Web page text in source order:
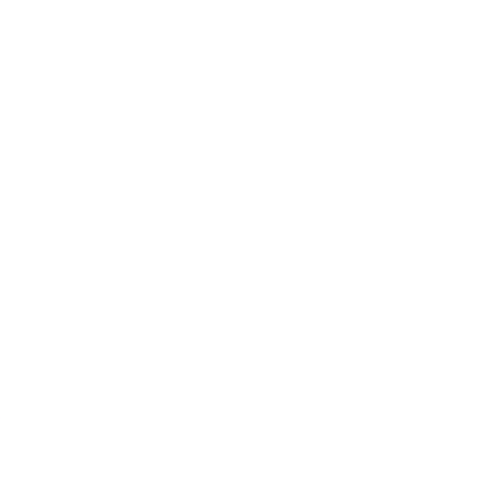
Grosir Dan Eceran | Resseler Dan Agent Welcome | produk
jual kaca pyrex | beli bong | beli bong kaca | beli bong kaca pyrex |